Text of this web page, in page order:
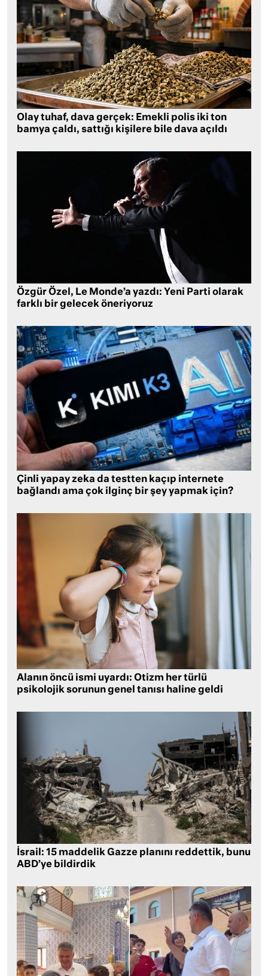
Olay tuhaf, dava gerçek: Emekli polis iki ton
bamya çaldı, sattığı kişilere bile dava açıldı
Özgür Özel, Le Monde’a yazdı: Yeni Parti olarak
farklı bir gelecek öneriyoruz
Çinli yapay zeka da testten kaçıp internete
bağlandı ama çok ilginç bir şey yapmak için?
Alanın öncü ismi uyardı: Otizm her türlü
psikolojik sorunun genel tanısı haline geldi
İsrail: 15 maddelik Gazze planını reddettik, bunu
ABD’ye bildirdik